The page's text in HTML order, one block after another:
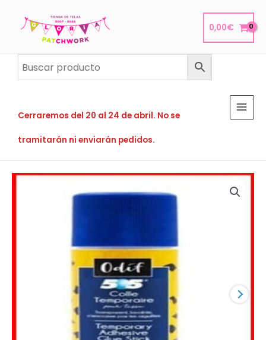
0,00€
Cerraremos del 20 al 24 de abril. No se
tramitarán ni enviarán pedidos.